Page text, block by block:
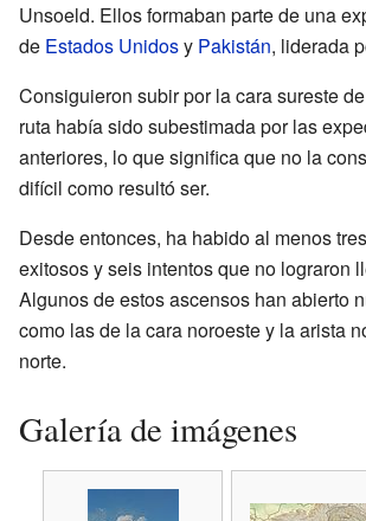
Unsoeld. Ellos formaban parte de una
de Estados Unidosy Pakistán, liderada
Consiguieron subir por la cara sureste
ruta había sido subestimada por las
anteriores, lo que significa que no la
difícil como resultó ser.
Desde entonces, ha habido al menos
exitosos y seis intentos que no lograron
Algunos de estos ascensos han abierto
como las de la cara noroeste y la arista
norte.
Galería de imágenes